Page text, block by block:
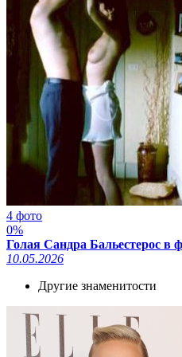
4 фото
0%
Голая Сандра Бальестерос в
10.05.2026
Другие знаменитости